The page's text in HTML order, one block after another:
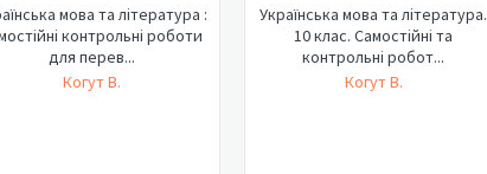
мова та література :
контрольні роботи
для перев...
Когут В.
Українська мова та література.
10 клас. Самостійні та
контрольні робот...
Когут В.